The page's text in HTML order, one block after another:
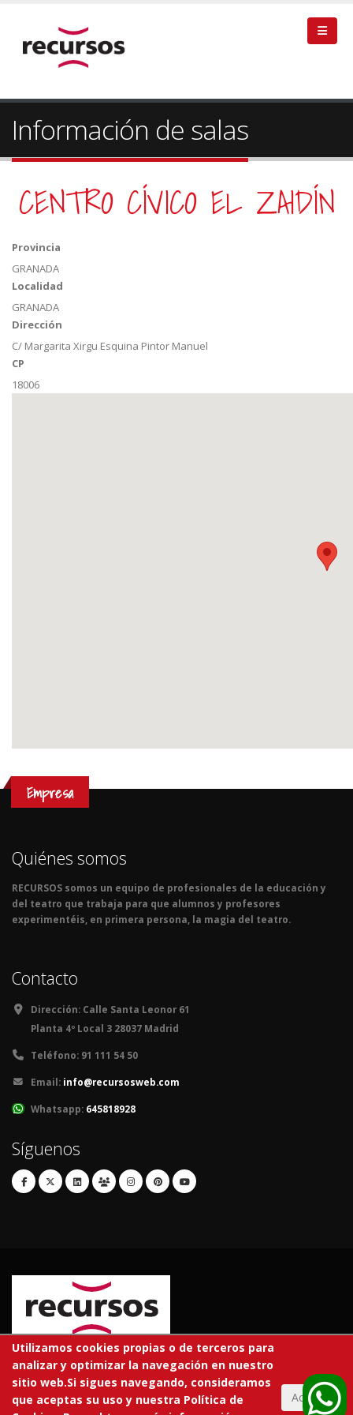
Información de salas
CENTRO CÍVICO EL ZAIDÍN
Provincia
GRANADA
Localidad
GRANADA
Dirección
C/ Margarita Xirgu Esquina Pintor Manuel
CP
18006
Empresa
Quiénes somos
RECURSOS somos un equipo de profesionales de la educación y
del teatro que trabaja para que alumnos y profesores
experimentéis, en primera persona, la magia del teatro.
Contacto
Dirección: Calle Santa Leonor 61
Planta 4º Local 3 28037 Madrid
Teléfono: 91 111 54 50
Email: info@recursosweb.com
Whatsapp: 645818928
Síguenos
© 2026 RECURSOS EDUCATIVOS S.L.
Todos los derechos reservados.
Utilizamos cookies propias o de terceros para
analizar y optimizar la navegación en nuestro
sitio web.Si sigues navegando, consideramos
que aceptas su uso y nuestra Política de
Aceptar